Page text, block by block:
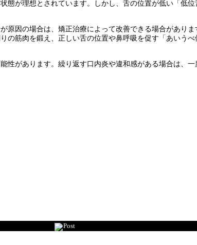
が理想とされています。しかし、舌の位置が低い「低
因の場合は、矯正治療によって改善できる場合があり
筋肉を鍛え、正しい舌の位置や鼻呼吸を促す「あいう
性があります。繰り返す口内炎や違和感がある場合は、
Post